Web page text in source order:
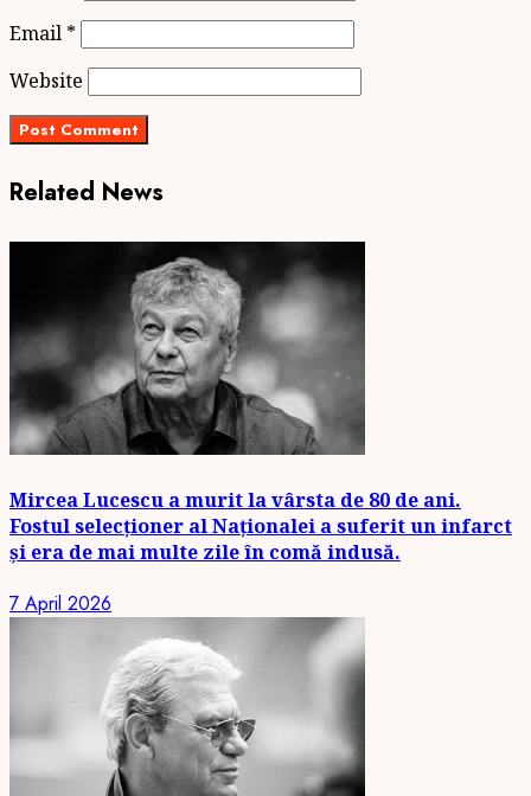
Email *
Website
Related News
Mircea Lucescu a murit la vârsta de 80 de ani.
Fostul selecționer al Naționalei a suferit un infarct
și era de mai multe zile în comă indusă.
7 April 2026